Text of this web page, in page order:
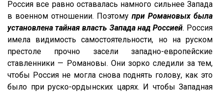
Россия все равно оставалась намного сильнее Запада
в военном отношении. Поэтому при Романовых была
установлена тайная власть Запада над Россией. Россия
имела видимость самостоятельности, но на руском
престоле прочно засели западно-европейские
ставленники — Романовы. Они зорко следили за тем,
чтобы Россия не могла снова поднять голову, как это
было при руско-ордынских царях. И чтобы Западная